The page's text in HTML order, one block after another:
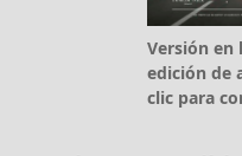
Versión en
edición de
clic para